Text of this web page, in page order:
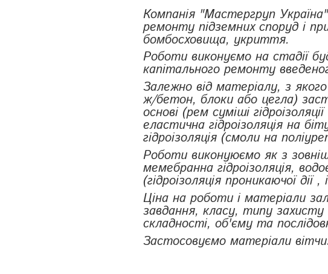
Компанія "Мастергруп
ремонту підземних споруд і
бомбосховища, укриття.
Роботи виконуємо на стадії
капітального ремонту
Залежно від матеріалу, з
ж/бетон, блоки або цегла)
основі (рем суміші
еластична гідроізоляція на
гідроізоляція (смоли на
Роботи виконуюємо як з
мемебранна гідроізоляція,
(гідроізоляція проникаючої
Ціна на роботи і матеріали
завдання, класу, типу захисту
складності, об'єму та
Застосовуємо матеріали